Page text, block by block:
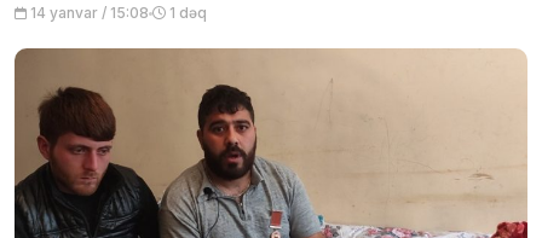
14 yanvar / 15:08 1 dəq